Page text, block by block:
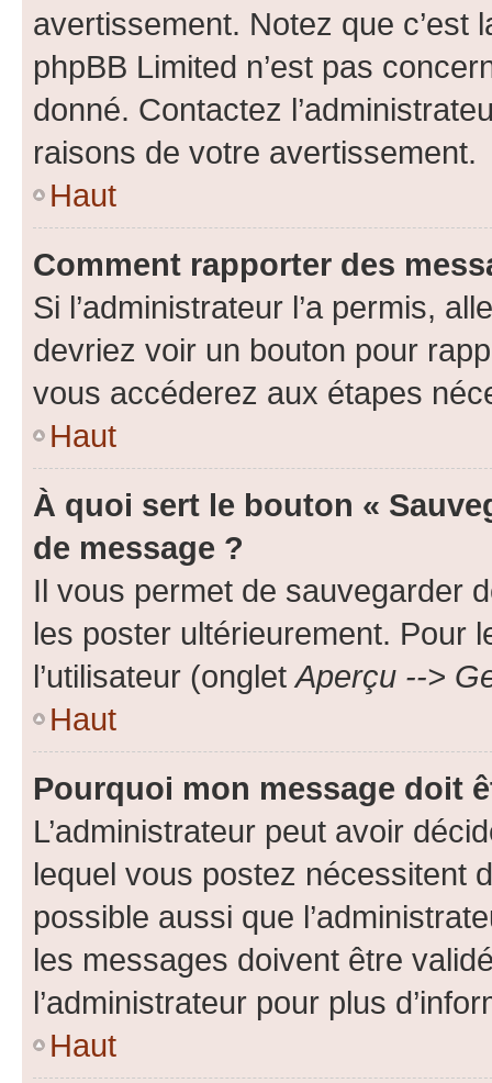
avertissement. Notez que c’est
phpBB Limited n’est pas
donné. Contactez
raisons de votre avertissement.
Haut
Comment rapporter des
Si l’administrateur l’a permis,
devriez voir un bouton pour
vous accéderez aux étapes
Haut
À quoi sert le bouton «
de message ?
Il vous permet de sauvegarder
les poster ultérieurement. Pour
l’utilisateur (ongletAperçu -->
Haut
Pourquoi mon message doit
L’administrateur peut avoir
lequel vous postez nécessitent
possible aussi que
les messages doivent être
l’administrateur pour plus
Haut